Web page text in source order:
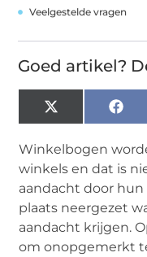
Veelgestelde vragen
Goed artikel?
X
(Twitter)
Winkelbogen
winkels en dat is
aandacht door
plaats neergezet
aandacht krijgen.
om onopgemerkt